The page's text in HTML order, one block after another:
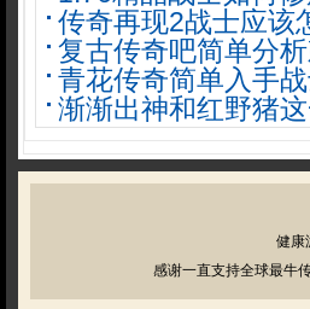
传奇再现2战士应该
复古传奇吧简单分
青花传奇简单入手
渐渐出神和红野猪
健康
感谢一直支持全球最牛